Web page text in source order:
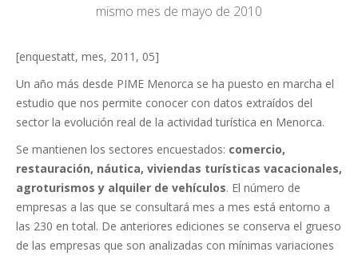
mismo mes de mayo de 2010
[enquestatt, mes, 2011, 05]
Un año más desde PIME Menorca se ha puesto en marcha el
estudio que nos permite conocer con datos extraídos del
sector la evolución real de la actividad turística en Menorca.
Se mantienen los sectores encuestados: comercio,
restauración, náutica, viviendas turísticas vacacionales,
agroturismos y alquiler de vehículos. El número de
empresas a las que se consultará mes a mes está entorno a
las 230 en total. De anteriores ediciones se conserva el grueso
de las empresas que son analizadas con mínimas variaciones